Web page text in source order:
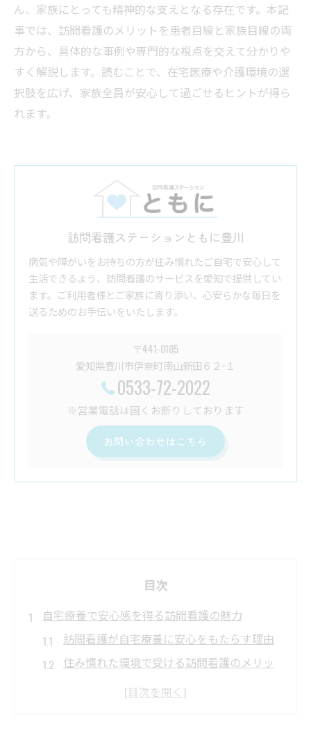
ん、家族にとっても精神的な支えとなる存在です。本記
事では、訪問看護のメリットを患者目線と家族目線の両
方から、具体的な事例や専門的な視点を交えて分かりや
すく解説します。読むことで、在宅医療や介護環境の選
択肢を広げ、家族全員が安心して過ごせるヒントが得ら
れます。
訪問看護ステーションともに豊川
病気や障がいをお持ちの方が住み慣れたご自宅で安心して
生活できるよう、訪問看護のサービスを愛知で提供してい
ます。ご利用者様とご家族に寄り添い、心安らかな毎日を
送るためのお手伝いをいたします。
〒441-0105
愛知県豊川市伊奈町南山新田６２−１
0533-72-2022
※営業電話は固くお断りしております
お問い合わせはこちら
目次
自宅療養で安心感を得る訪問看護の魅力
訪問看護が自宅療養に安心をもたらす理由
住み慣れた環境で受ける訪問看護のメリッ